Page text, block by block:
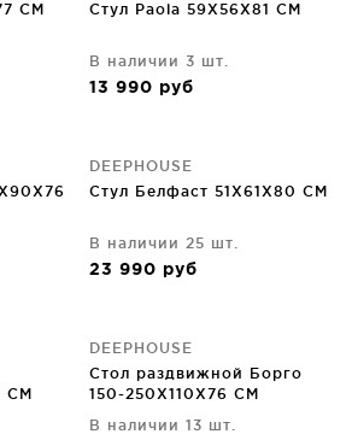
CM
Стул Paola 59X56X81 CM
В наличии 3 шт.
13 990 руб
DEEPHOUSE
Стул Белфаст 51X61X80 CM
В наличии 25 шт.
23 990 руб
CM
DEEPHOUSE
Стол раздвижной Борго
150-250X110X76 CM
В наличии 13 шт.